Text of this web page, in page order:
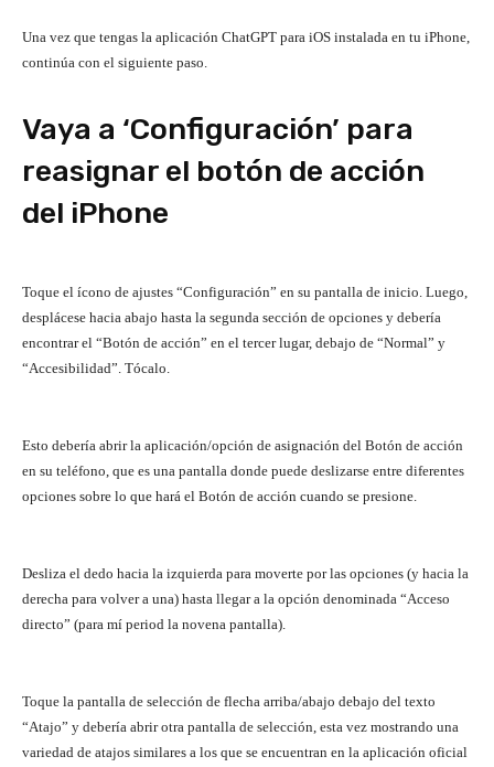
Una vez que tengas la aplicación ChatGPT para iOS instalada en tu iPhone,
continúa con el siguiente paso.
Vaya a ‘Configuración’ para
reasignar el botón de acción
del iPhone
Toque el ícono de ajustes “Configuración” en su pantalla de inicio. Luego,
desplácese hacia abajo hasta la segunda sección de opciones y debería
encontrar el “Botón de acción” en el tercer lugar, debajo de “Normal” y
“Accesibilidad”. Tócalo.
Esto debería abrir la aplicación/opción de asignación del Botón de acción
en su teléfono, que es una pantalla donde puede deslizarse entre diferentes
opciones sobre lo que hará el Botón de acción cuando se presione.
Desliza el dedo hacia la izquierda para moverte por las opciones (y hacia la
derecha para volver a una) hasta llegar a la opción denominada “Acceso
directo” (para mí period la novena pantalla).
Toque la pantalla de selección de flecha arriba/abajo debajo del texto
“Atajo” y debería abrir otra pantalla de selección, esta vez mostrando una
variedad de atajos similares a los que se encuentran en la aplicación oficial